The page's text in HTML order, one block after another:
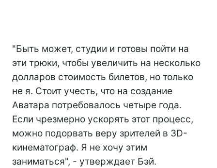
"Быть может, студии и готовы пойти на
эти трюки, чтобы увеличить на несколько
долларов стоимость билетов, но только
не я. Стоит учесть, что на создание
Аватара потребовалось четыре года.
Если чрезмерно ускорять этот процесс,
можно подорвать веру зрителей в 3D-
кинематограф. Я не хочу этим
заниматься", - утверждает Бэй.